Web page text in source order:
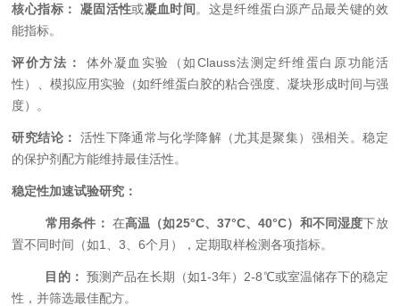
核心指标： 凝固活性或凝血时间 。这是纤维蛋白源产品最关键的效
能指标。
评价方法：
体外凝血实验（如Clauss法测定纤维蛋白原功能活
性）、模拟应用实验（如纤维蛋白胶的粘合强度、凝块形成时间与强
度）。
研究结论：
活性下降通常与化学降解（尤其是聚集）强相关。稳定
的保护剂配方能维持最佳活性。
稳定性加速试验研究：
常用条件： 在高温（如25°C、37°C、40°C）和不同湿度下放
置不同时间（如1、3、6个月），定期取样检测各项指标。
目的： 预测产品在长期（如1-3年）2-8℃或室温储存下的稳定
性，并筛选最佳配方。